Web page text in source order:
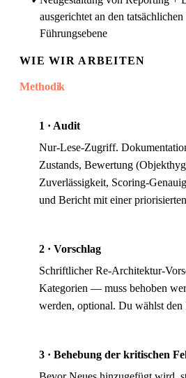
ausgerichtet an den
Führungsebene
WIE WIR ARBEITEN
Methodik
1 · Audit
Nur-Lese-Zugriff.
Zustands, Bewertung
Zuverlässigkeit, Scoring-
und Bericht mit einer
2 · Vorschlag
Schriftlicher Re-Architektur-
Kategorien — muss behoben
werden, optional. Du wählst den
3 · Behebung der kritischen